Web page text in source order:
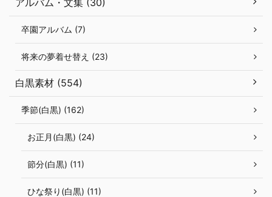
アルバム・文集 (30)
卒園アルバム (7)
将来の夢着せ替え (23)
白黒素材 (554)
季節(白黒) (162)
お正月(白黒) (24)
節分(白黒) (11)
ひな祭り(白黒) (11)